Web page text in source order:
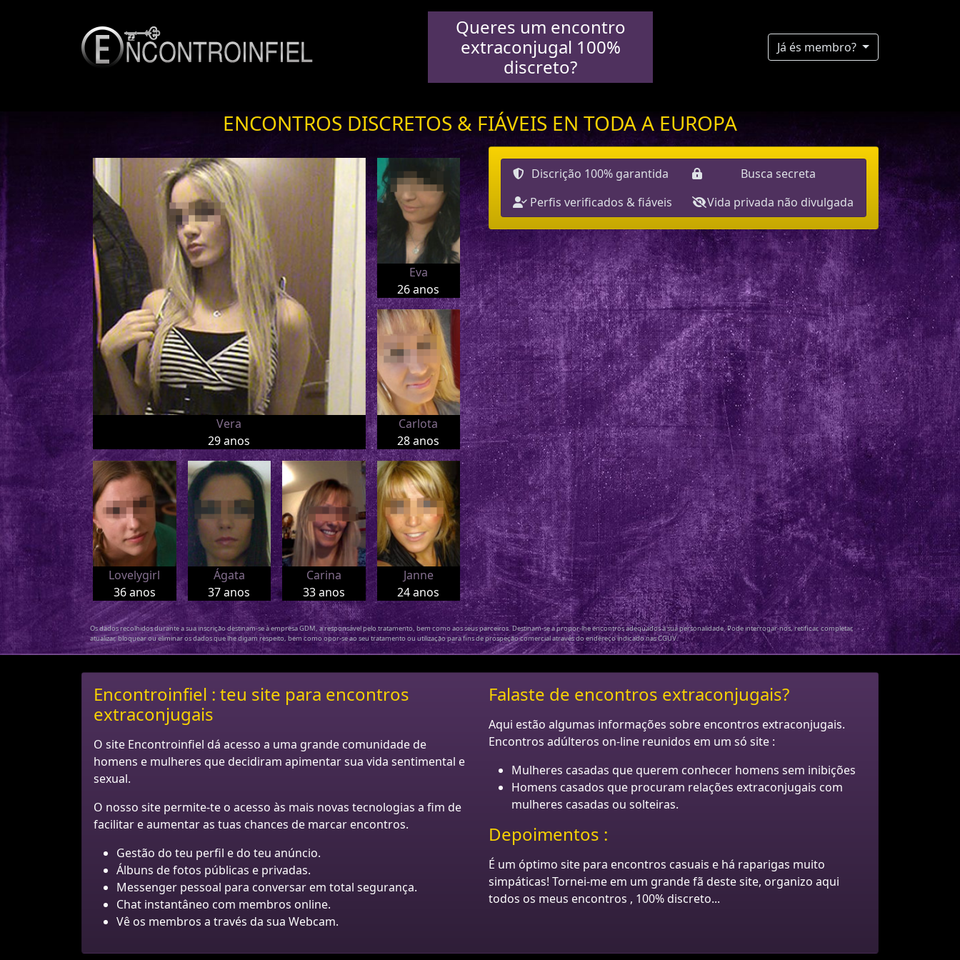
Queres um encontro
extraconjugal 100%
discreto?
Já és membro?
ENCONTROS DISCRETOS & FIÁVEIS EN TODA A EUROPA
Vera
29 anos
Eva
26 anos
Carlota
28 anos
Lovelygirl
36 anos
Ágata
37 anos
Carina
33 anos
Janne
24 anos
Discrição 100% garantida
Busca secreta
Perfis verificados & fiáveis
Vida privada não divulgada
Os dados recolhidos durante a sua inscrição destinam-se à empresa GDM, a responsável pelo tratamento, bem como aos seus parceiros. Destinam-se a propor-lhe encontros adequados à sua personalidade. Pode interrogar-nos, retificar, completar,
atualizar, bloquear ou eliminar os dados que lhe digam respeito, bem como opor-se ao seu tratamento ou utilização para fins de prospeção comercial através do endereço indicado nas CGUV.
Encontroinfiel : teu site para encontros
extraconjugais
O site Encontroinfiel dá acesso a uma grande comunidade de
homens e mulheres que decidiram apimentar sua vida sentimental e
sexual.
O nosso site permite-te o acesso às mais novas tecnologias a fim de
facilitar e aumentar as tuas chances de marcar encontros.
Gestão do teu perfil e do teu anúncio.
Álbuns de fotos públicas e privadas.
Messenger pessoal para conversar em total segurança.
Chat instantâneo com membros online.
Vê os membros a través da sua Webcam.
Falaste de encontros extraconjugais?
Aqui estão algumas informações sobre encontros extraconjugais.
Encontros adúlteros on-line reunidos em um só site :
Mulheres casadas que querem conhecer homens sem inibições
Homens casados que procuram relações extraconjugais com
mulheres casadas ou solteiras.
Depoimentos :
É um óptimo site para encontros casuais e há raparigas muito
simpáticas! Tornei-me em um grande fã deste site, organizo aqui
todos os meus encontros , 100% discreto...